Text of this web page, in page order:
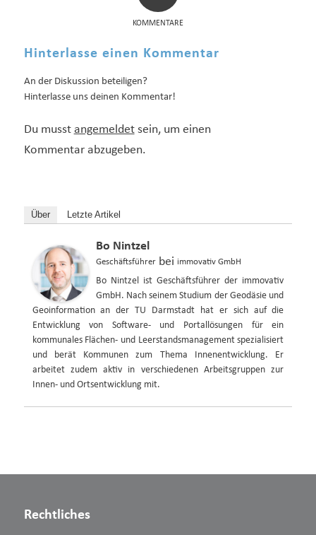
KOMMENTARE
Hinterlasse einen Kommentar
An der Diskussion beteiligen?
Hinterlasse uns deinen Kommentar!
Du musst angemeldetsein, um einen
Kommentar abzugeben.
Über Letzte Artikel
Bo Nintzel
Geschäftsführerbei immovativ GmbH
Bo Nintzel ist Geschäftsführer der immovativ
GmbH. Nach seinem Studium der Geodäsie und
Geoinformation an der TU Darmstadt hat er sich auf die
Entwicklung von Software- und Portallösungen für ein
kommunales Flächen- und Leerstandsmanagement spezialisiert
und berät Kommunen zum Thema Innenentwicklung. Er
arbeitet zudem aktiv in verschiedenen Arbeitsgruppen zur
Innen- und Ortsentwicklung mit.
Rechtliches